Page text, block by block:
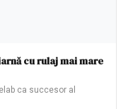
cu rulaj mai mare
ca succesor al